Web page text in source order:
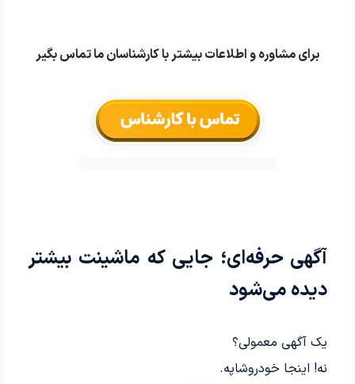
برای مشاوره و اطلاعات بیشتر با کارشناسان ما تماس بگیر
آگهی حرفه‌ای؛ جایی که ماشینت بیشتر
دیده می‌شود
یک آگهی معمولی؟
نه! اینجا خودروشاپه.